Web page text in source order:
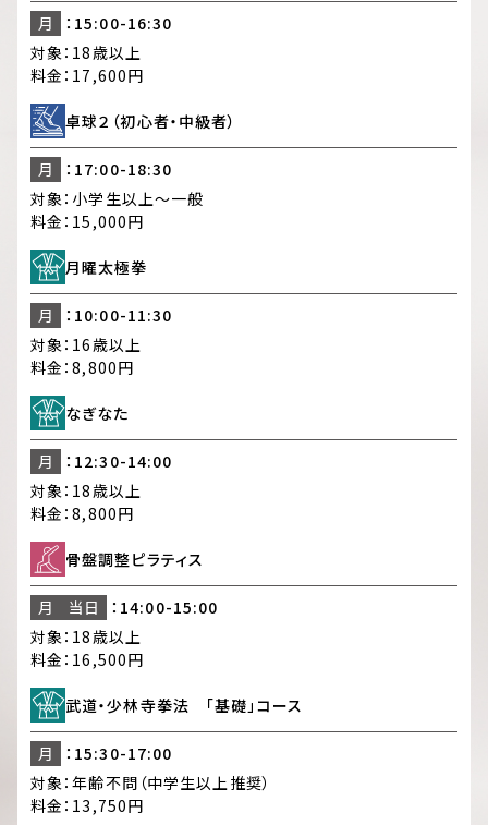
月
：15:00-16:30
対象： 18歳以上
料金： 17,600円
卓球２（初心者・中級者）
月
：17:00-18:30
対象： 小学生以上～一般
料金： 15,000円
月曜太極拳
月
：10:00-11:30
対象： 16歳以上
料金：8,800円
なぎなた
月
：12:30-14:00
対象： 18歳以上
料金：8,800円
骨盤調整ピラティス
月 当日
：14:00-15:00
対象： 18歳以上
料金： 16,500円
武道・少林寺拳法 「基礎」コース
月
：15:30-17:00
対象：年齢不問（中学生以上推奨）
料金： 13,750円